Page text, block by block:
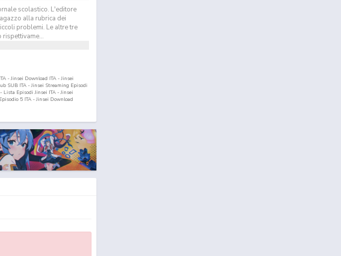
scolastico. L'editore
alla rubrica dei
problemi. Le altre tre
rispettivame...
- Jinsei Download ITA - Jinsei
SUB ITA - Jinsei Streaming Episodi
Episodi Jinsei ITA - Jinsei
5 ITA - Jinsei Download